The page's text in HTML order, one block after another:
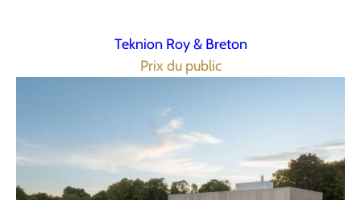
Teknion Roy & Breton
Prix du public